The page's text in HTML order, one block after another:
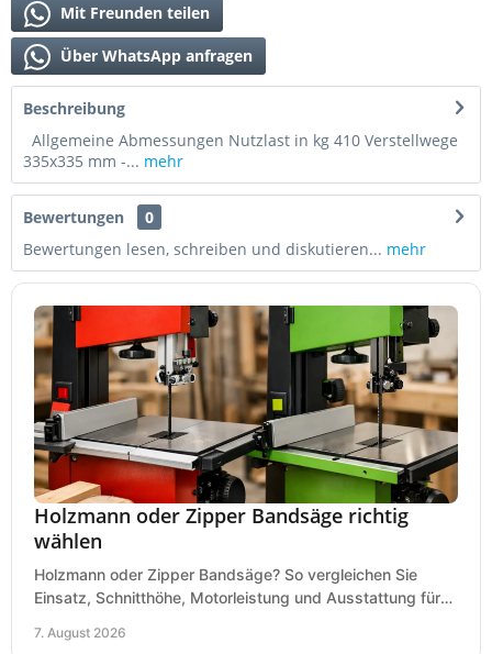
Mit Freunden teilen
Über WhatsApp anfragen
Beschreibung
Allgemeine Abmessungen Nutzlast in kg 410 Verstellwege
335x335 mm -... mehr
Bewertungen
0
Bewertungen lesen, schreiben und diskutieren... mehr
Holzmann oder Zipper Bandsäge richtig
wählen
Holzmann oder Zipper Bandsäge? So vergleichen Sie
Einsatz, Schnitthöhe, Motorleistung und Ausstattung für
7. August 2026